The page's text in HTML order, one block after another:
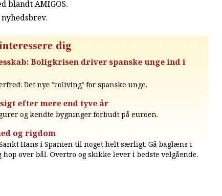
blandt AMIGOS.
.
dig
Boligkrisen driver spanske unge ind i
Det nye ″coliving″ for spanske unge.
efter mere end tyve år
og kendte bygninger forbudt på euroen.
og rigdom
Hans i Spanien til noget helt særligt. Gå baglæns i
over bål. Overtro og skikke lever i bedste velgående.